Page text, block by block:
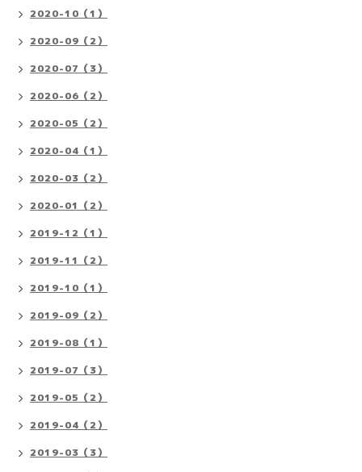
2020-10（1）
2020-09（2）
2020-07（3）
2020-06（2）
2020-05（2）
2020-04（1）
2020-03（2）
2020-01（2）
2019-12（1）
2019-11（2）
2019-10（1）
2019-09（2）
2019-08（1）
2019-07（3）
2019-05（2）
2019-04（2）
2019-03（3）